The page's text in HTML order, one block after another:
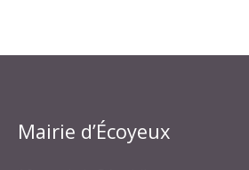
Mairie d’Écoyeux